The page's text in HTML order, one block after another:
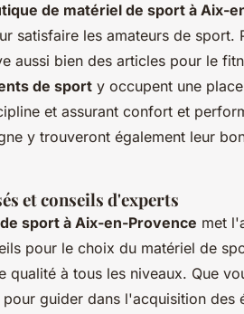
de matériel de sport à Aix-
satisfaire les amateurs de sport.
aussi bien des articles pour le
de sport y occupent une
et assurant confort et
y trouveront également leur
et conseils d'experts
sport à Aix-en-Provence met
pour le choix du matériel de
qualité à tous les niveaux. Que
guider dans l'acquisition des